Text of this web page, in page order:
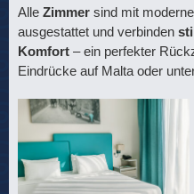
Alle Zimmer sind mit
ausgestattet und verbinden
Komfort – ein perfekter
Eindrücke auf Malta oder